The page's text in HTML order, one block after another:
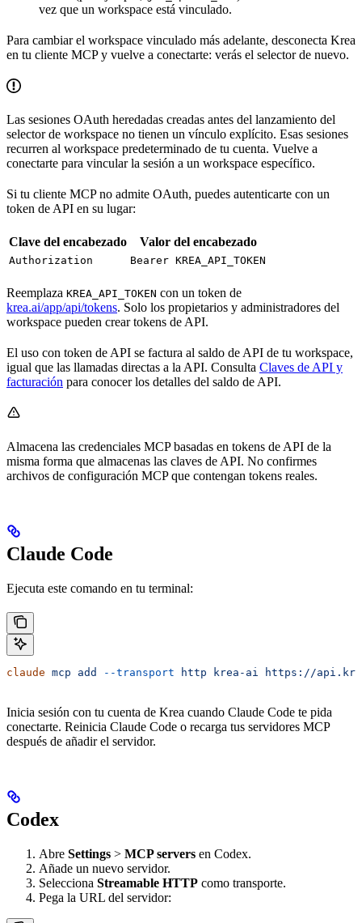
vez que un workspace está vinculado.
Para cambiar el workspace vinculado más adelante, desconecta Krea
en tu cliente MCP y vuelve a conectarte: verás el selector de nuevo.
Las sesiones OAuth heredadas creadas antes del lanzamiento del
selector de workspace no tienen un vínculo explícito. Esas sesiones
recurren al workspace predeterminado de tu cuenta. Vuelve a
conectarte para vincular la sesión a un workspace específico.
Si tu cliente MCP no admite OAuth, puedes autenticarte con un
token de API en su lugar:
Clave del encabezado Valor del encabezado
Authorization Bearer KREA_API_TOKEN
Reemplaza KREA_API_TOKEN con un token de
krea.ai/app/api/tokens. Solo los propietarios y administradores del
workspace pueden crear tokens de API.
El uso con token de API se factura al saldo de API de tu workspace,
igual que las llamadas directas a la API. Consulta Claves de API y
facturación para conocer los detalles del saldo de API.
Almacena las credenciales MCP basadas en tokens de API de la
misma forma que almacenas las claves de API. No confirmes
archivos de configuración MCP que contengan tokens reales.
Claude Code
Ejecuta este comando en tu terminal:
claude mcp add --transport http krea-ai https://
Inicia sesión con tu cuenta de Krea cuando Claude Code te pida
conectarte. Reinicia Claude Code o recarga tus servidores MCP
después de añadir el servidor.
Codex
Abre Settings > MCP servers en Codex.
Añade un nuevo servidor.
Selecciona Streamable HTTP como transporte.
Pega la URL del servidor: